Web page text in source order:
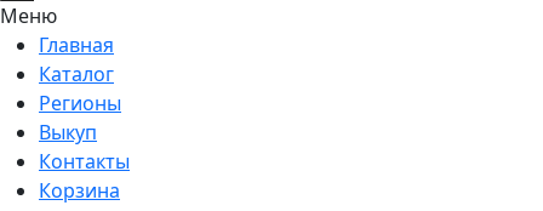
Меню
Главная
Каталог
Регионы
Выкуп
Контакты
Корзина